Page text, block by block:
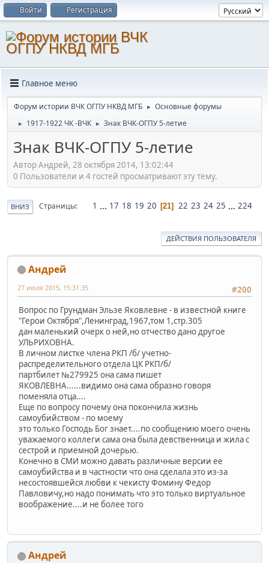
Войти Регистрация
Главное меню
Форум истории ВЧК ОГПУ НКВД МГБ ► Основные форумы
► 1917-1922 ЧК -ВЧК ► Знак ВЧК-ОГПУ 5-летие
Знак ВЧК-ОГПУ 5-летие
Автор Андрей, 28 октября 2014, 13:02:44
0 Пользователи и 4 гостей просматривают эту тему.
ВНИЗ Страницы 1 ... 17 18 19 20 21 22 23 24 25 ... 224
ДЕЙСТВИЯ ПОЛЬЗОВАТЕЛЯ
Андрей
#200
27 июля 2015, 15:31:35
Вопрос по Грундман Эльзе Яковлевне - в известной книге
"Герои Октября",Ленинград,1967,том 1,стр.305
дан маленький очерк о ней,но отчество дано другое
УЛЬРИХОВНА.
В личном листке члена РКП /б/ учетно-
распределительного отдела ЦК РКП/б/
партбилет №279925 она сама пишет
ЯКОВЛЕВНА......видимо она сама образно говоря
поменяла отца....
Еще по вопросу почему она покончила жизнь
самоубийством - по моему
это только Господь Бог знает....по сообщению моего очень
уважаемого коллеги сама она была девственница и жила с
сестрой и приемной дочерью.
Конечно в СМИ можно давать различные версии ее
самоубийства и в частности что она сделала это из-за
несостоявшейся любви к чекисту Фомину Федор
Павловичу,но надо понимать что это только виртуальное
воображение....и не более того
Андрей